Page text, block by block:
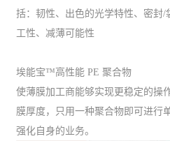
括：韧性、出色的光学特性、密封/
工性、减薄可能性
埃能宝™高性能 PE 聚合物
使薄膜加工商能够实现更稳定的操
膜厚度，只用一种聚合物即可进行
强化自身的业务。